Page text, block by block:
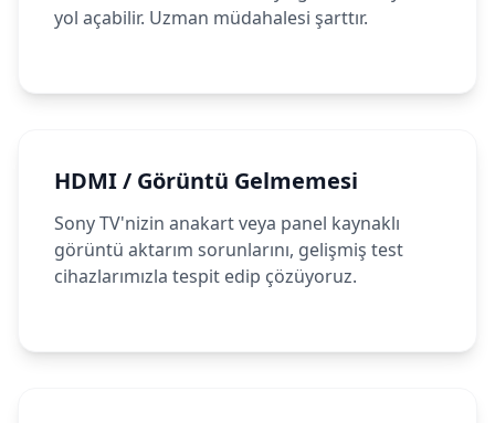
yol açabilir. Uzman müdahalesi şarttır.
HDMI / Görüntü Gelmemesi
Sony TV'nizin anakart veya panel kaynaklı
görüntü aktarım sorunlarını, gelişmiş test
cihazlarımızla tespit edip çözüyoruz.